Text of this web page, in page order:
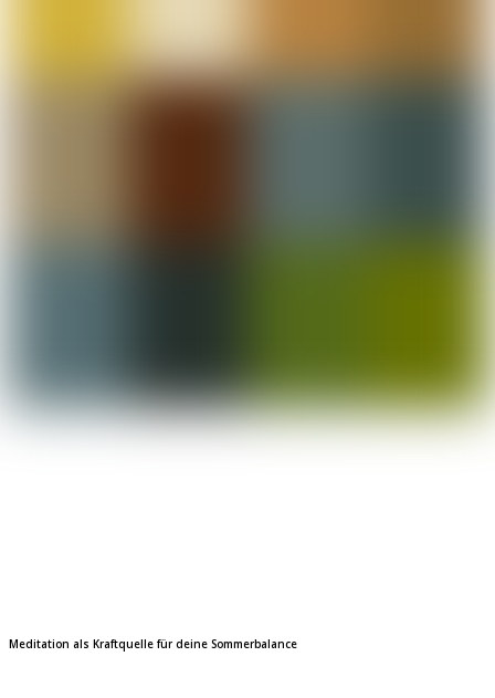
Meditation als Kraftquelle für deine Sommerbalance